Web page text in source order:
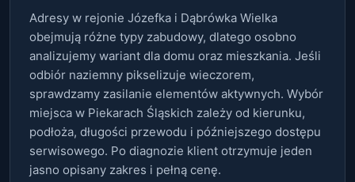
Adresy w rejonie Józefka i Dąbrówka Wielka
obejmują różne typy zabudowy, dlatego osobno
analizujemy wariant dla domu oraz mieszkania. Jeśli
odbiór naziemny pikselizuje wieczorem,
sprawdzamy zasilanie elementów aktywnych. Wybór
miejsca w Piekarach Śląskich zależy od kierunku,
podłoża, długości przewodu i późniejszego dostępu
serwisowego. Po diagnozie klient otrzymuje jeden
jasno opisany zakres i pełną cenę.